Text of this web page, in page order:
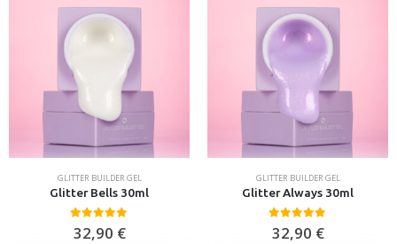
GLITTER BUILDER GEL
Glitter Bells 30ml
0out of 5
32,90 €
GLITTER BUILDER GEL
Glitter Always 30ml
0out of 5
32,90 €